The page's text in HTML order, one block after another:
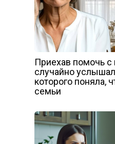
Приехав помочь
случайно
которого поняла,
семьи